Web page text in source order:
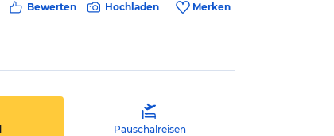
Bewerten Hochladen Merken
Pauschalreisen